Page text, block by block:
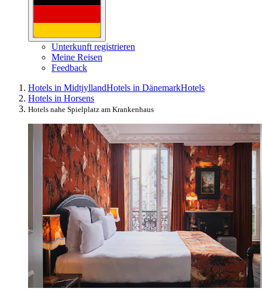
Unterkunft registrieren
Meine Reisen
Feedback
Hotels in MidtjyllandHotels in DänemarkHotels
Hotels in Horsens
Hotels nahe Spielplatz am Krankenhaus